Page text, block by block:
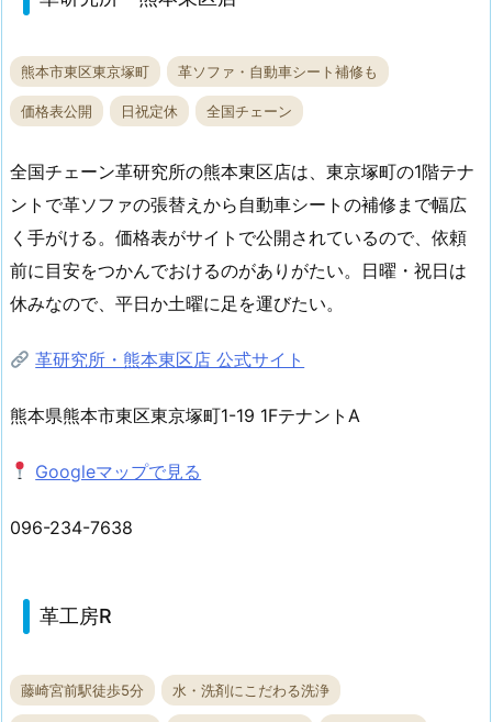
熊本市東区東京塚町 革ソファ・自動車シート補修も
価格表公開 日祝定休 全国チェーン
全国チェーン革研究所の熊本東区店は、東京塚町の1階テナ
ントで革ソファの張替えから自動車シートの補修まで幅広
く手がける。価格表がサイトで公開されているので、依頼
前に目安をつかんでおけるのがありがたい。日曜・祝日は
休みなので、平日か土曜に足を運びたい。
革研究所・熊本東区店 公式サイト
熊本県熊本市東区東京塚町1-19 1FテナントA
Googleマップで見る
096-234-7638
革工房R
藤崎宮前駅徒歩5分 水・洗剤にこだわる洗浄